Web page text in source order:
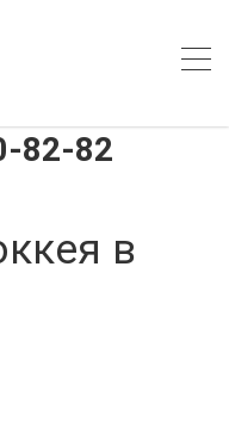
82-82
в